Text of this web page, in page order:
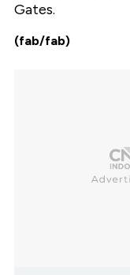
Gates.
(fab/fab)